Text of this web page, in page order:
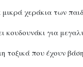
χεράκια των
κουδουνάκι για
τοξικά που έχουν